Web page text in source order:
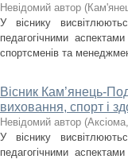
Невідомий автор (
У віснику
педагогічними
спортсменів та
Вісник Кам’янець-
виховання, спорт і
Невідомий автор (Аксіома,
У віснику
педагогічними